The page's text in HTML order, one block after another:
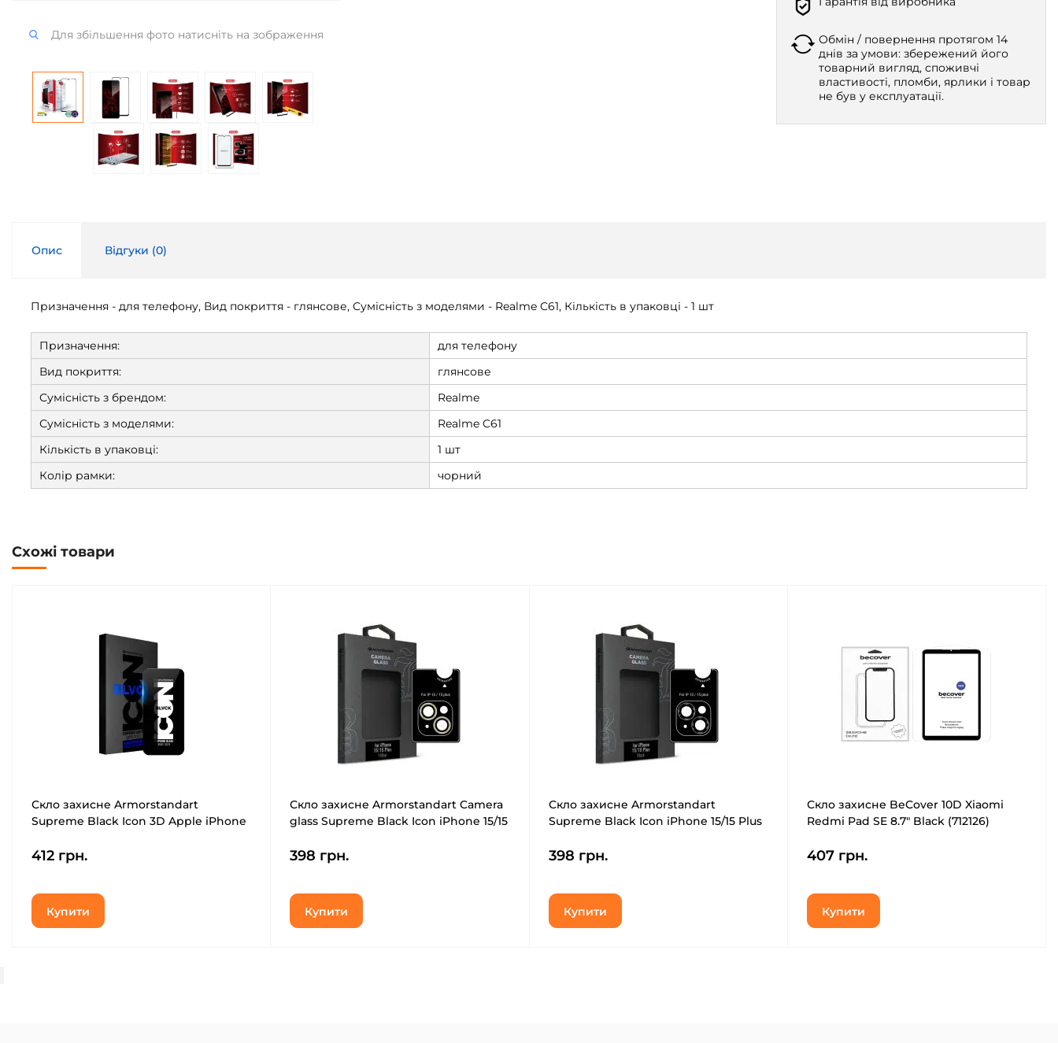
Для збільшення фото натисніть на зображення
Обмін / повернення протягом 14
днів за умови: збережений його
товарний вигляд, споживчі
властивості, пломби, ярлики і товар
не був у експлуатації.
Опис Відгуки (0)
Призначення - для телефону, Вид покриття - глянсове, Сумісність з моделями - Realme C61, Кількість в упаковці - 1 шт
Призначення:
для телефону
Вид покриття:
глянсове
Сумісність з брендом:
Realme
Сумісність з моделями:
Realme C61
Кількість в упаковці:
1 шт
Колір рамки:
чорний
Схожі товари
Скло захисне Armorstandart
Supreme Black Icon 3D Apple iPhone
412 грн.
Купити
Скло захисне Armorstandart Camera
glass Supreme Black Icon iPhone 15/15
398 грн.
Купити
Скло захисне Armorstandart
Supreme Black Icon iPhone 15/15 Plus
398 грн.
Купити
Скло захисне BeCover 10D Xiaomi
Redmi Pad SE 8.7" Black (712126)
407 грн.
Купити